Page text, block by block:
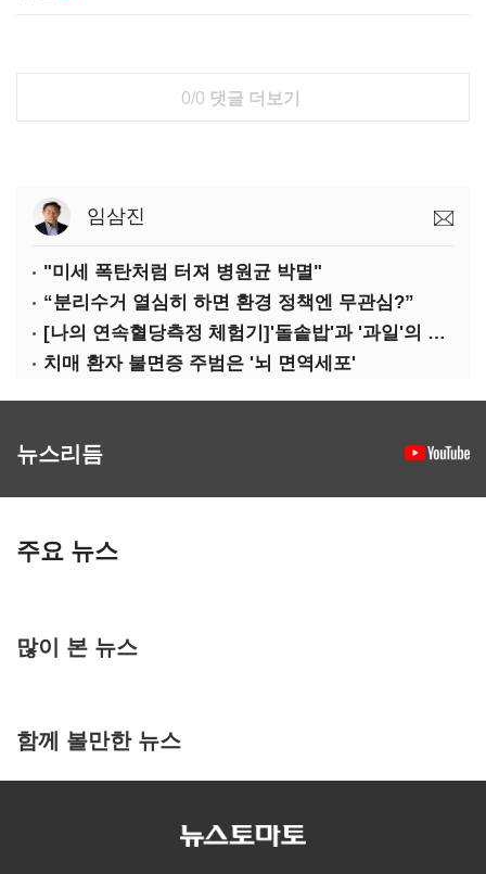
0/0 댓글 더보기
임삼진
"미세 폭탄처럼 터져 병원균 박멸"
“분리수거 열심히 하면 환경 정책엔 무관심?”
[나의 연속혈당측정 체험기]'돌솥밥'과 '과일'의 놀라운 배신
치매 환자 불면증 주범은 '뇌 면역세포'
뉴스리듬
주요 뉴스
많이 본 뉴스
함께 볼만한 뉴스